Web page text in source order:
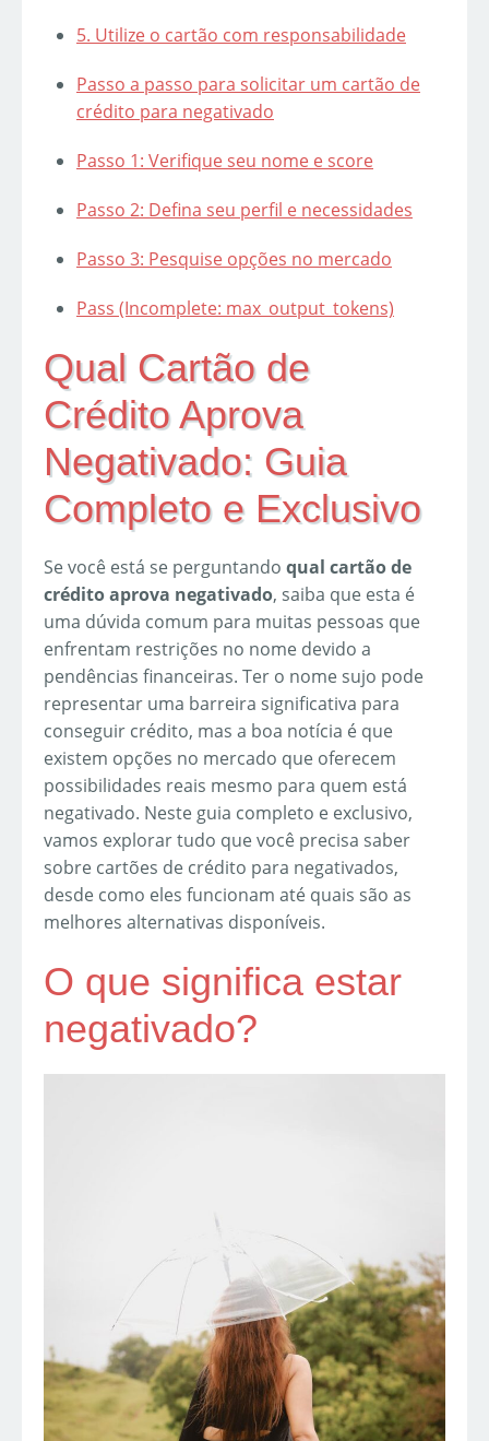
5. Utilize o cartão com responsabilidade
Passo a passo para solicitar um cartão de
crédito para negativado
Passo 1: Verifique seu nome e score
Passo 2: Defina seu perfil e necessidades
Passo 3: Pesquise opções no mercado
Pass (Incomplete: max_output_tokens)
Qual Cartão de
Crédito Aprova
Negativado: Guia
Completo e Exclusivo
Se você está se perguntando qual cartão de
crédito aprova negativado, saiba que esta é
uma dúvida comum para muitas pessoas que
enfrentam restrições no nome devido a
pendências financeiras. Ter o nome sujo pode
representar uma barreira significativa para
conseguir crédito, mas a boa notícia é que
existem opções no mercado que oferecem
possibilidades reais mesmo para quem está
negativado. Neste guia completo e exclusivo,
vamos explorar tudo que você precisa saber
sobre cartões de crédito para negativados,
desde como eles funcionam até quais são as
melhores alternativas disponíveis.
O que significa estar
negativado?